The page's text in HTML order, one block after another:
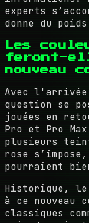
experts
donne du
Les
feront-
nouveau
Avec
question se
jouées en
Pro et Pro
plusieurs
rose
pourraient
Historique, le
à ce nouveau
classiques